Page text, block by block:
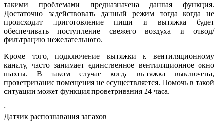
такими проблемами предназначена данная функция.
Достаточно задействовать данный режим тогда когда не
происходит приготовление пищи и вытяжка будет
обеспечивать поступление свежего воздуха и отвод/
фильтрацию нежелательного.
Кроме того, подключение вытяжки к вентиляционному
каналу, часто занимает единственное вентиляционное окно
шахты. В таком случае когда вытяжка выключена,
проветривание помещения не осуществляется. Помочь в такой
ситуации может функция проветривания 24 часа.
:
Датчик распознавания запахов